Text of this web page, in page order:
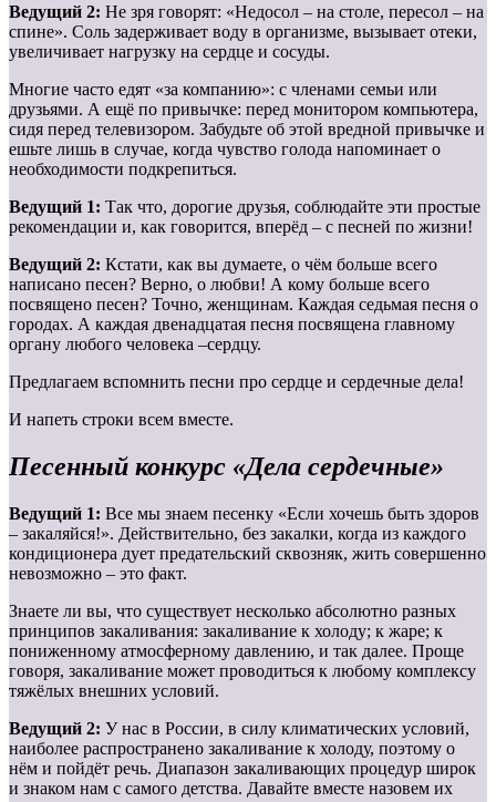
Ведущий 2: Не зря говорят: «Недосол – на столе, пересол – на
спине». Соль задерживает воду в организме, вызывает отеки,
увеличивает нагрузку на сердце и сосуды.
Многие часто едят «за компанию»: с членами семьи или
друзьями. А ещё по привычке: перед монитором компьютера,
сидя перед телевизором. Забудьте об этой вредной привычке и
ешьте лишь в случае, когда чувство голода напоминает о
необходимости подкрепиться.
Ведущий 1: Так что, дорогие друзья, соблюдайте эти простые
рекомендации и, как говорится, вперёд – с песней по жизни!
Ведущий 2: Кстати, как вы думаете, о чём больше всего
написано песен? Верно, о любви! А кому больше всего
посвящено песен? Точно, женщинам. Каждая седьмая песня о
городах. А каждая двенадцатая песня посвящена главному
органу любого человека –сердцу.
Предлагаем вспомнить песни про сердце и сердечные дела!
И напеть строки всем вместе.
Песенный конкурс «Дела сердечные»
Ведущий 1: Все мы знаем песенку «Если хочешь быть здоров
– закаляйся!». Действительно, без закалки, когда из каждого
кондиционера дует предательский сквозняк, жить совершенно
невозможно – это факт.
Знаете ли вы, что существует несколько абсолютно разных
принципов закаливания: закаливание к холоду; к жаре; к
пониженному атмосферному давлению, и так далее. Проще
говоря, закаливание может проводиться к любому комплексу
тяжёлых внешних условий.
Ведущий 2: У нас в России, в силу климатических условий,
наиболее распространено закаливание к холоду, поэтому о
нём и пойдёт речь. Диапазон закаливающих процедур широк
и знаком нам с самого детства. Давайте вместе назовем их